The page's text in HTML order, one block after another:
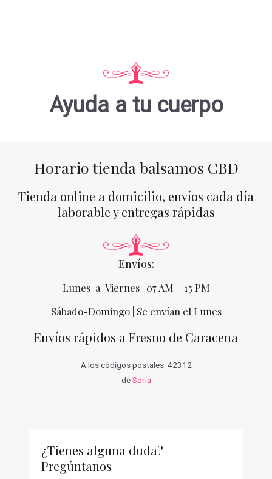
Ayuda a tu cuerpo
Horario tienda balsamos CBD
Tienda online a domicilio, envíos cada día
laborable y entregas rápidas
Envíos:
Lunes-a-Viernes | 07 AM – 15 PM
Sábado-Domingo | Se envían el Lunes
Envíos rápidos a Fresno de Caracena
A los códigos postales: 42312
deSoria
¿Tienes alguna duda?
Pregúntanos